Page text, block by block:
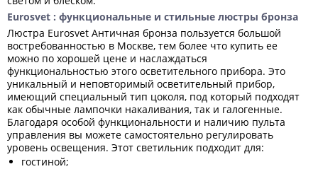
Eurosvet : функциональные и стильные люстры бронза
Люстра Eurosvet Античная бронза пользуется большой
востребованностью в Москве, тем более что купить ее
можно по хорошей цене и наслаждаться
функциональностью этого осветительного прибора. Это
уникальный и неповторимый осветительный прибор,
имеющий специальный тип цоколя, под который подходят
как обычные лампочки накаливания, так и галогенные.
Благодаря особой функциональности и наличию пульта
управления вы можете самостоятельно регулировать
уровень освещения. Этот светильник подходит для:
гостиной;